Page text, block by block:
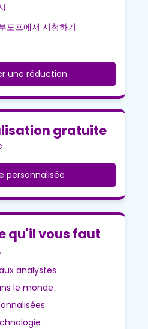
도프에서 시청하기
une réduction
gratuite
personnalisée
qu'il vous faut
analystes
le monde